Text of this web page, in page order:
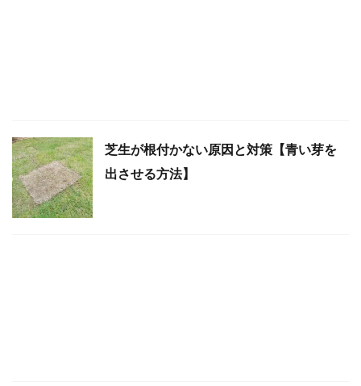
芝生が根付かない原因と対策【青い芽を
出させる方法】